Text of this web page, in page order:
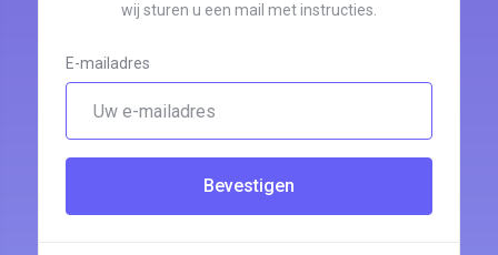
wij sturen u een mail met instructies.
E-mailadres
Bevestigen